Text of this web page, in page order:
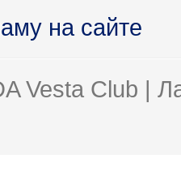
на сайте
Vesta Club |